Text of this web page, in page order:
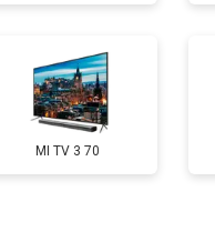
3700 ₽
5500 ₽
MI TV 3 70